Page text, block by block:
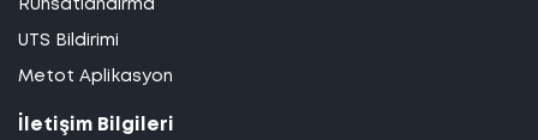
Ruhsatlandırma
UTS Bildirimi
Metot Aplikasyon
İletişim Bilgileri